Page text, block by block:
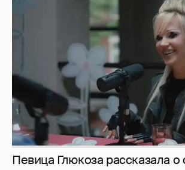
Певица Глюкоза рассказала о